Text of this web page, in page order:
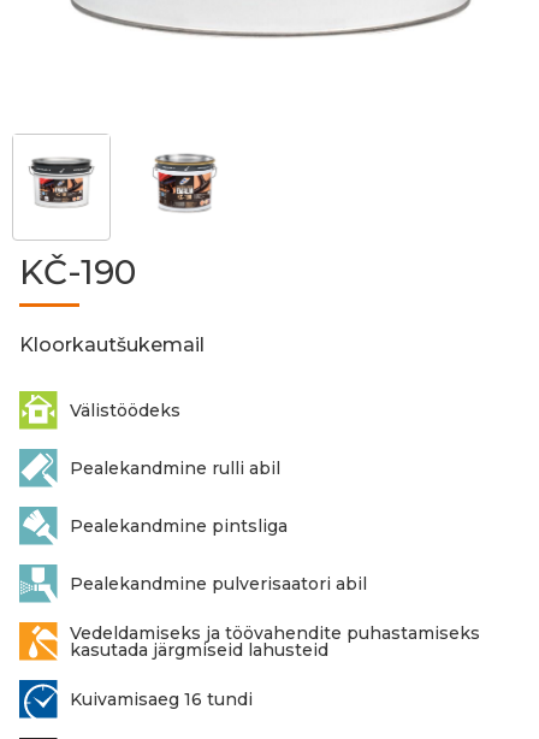
KČ-190
Kloorkautšukemail
Välistöödeks
Pealekandmine rulli abil
Pealekandmine pintsliga
Pealekandmine pulverisaatori abil
Vedeldamiseks ja töövahendite puhastamiseks
kasutada järgmiseid lahusteid
Kuivamisaeg 16 tundi